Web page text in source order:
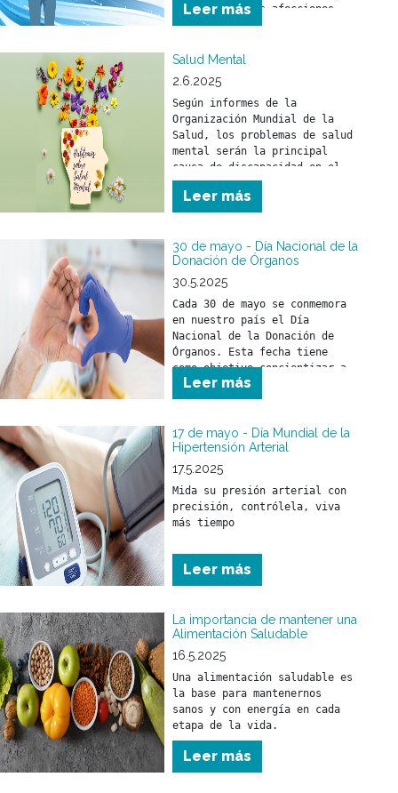
neumonía. Estas afecciones
pueden afectar a toda la
especialmente peligrosas para
niñas y niños menores de 5
años y para personas mayores
de 65 años.
Leer más
Salud Mental
2.6.2025
Según informes de la
Organización Mundial de la
Salud, los problemas de salud
mental serán la principal
causa de discapacidad en el
mundo en el año 2030.
Leer más
30 de mayo - Día Nacional de la
Donación de Órganos
30.5.2025
Cada 30 de mayo se conmemora
en nuestro país el Día
Nacional de la Donación de
Órganos. Esta fecha tiene
como objetivo concientizar a
la sociedad sobre la
importancia de donar órganos
fundamental para salvar vidas
y mejorar la calidad de vida
Leer más
17 de mayo - Día Mundial de la
Hipertensión Arterial
17.5.2025
Mida su presión arterial con
precisión, contrólela, viva
más tiempo
Leer más
La importancia de mantener una
Alimentación Saludable
16.5.2025
Una alimentación saludable es
la base para mantenernos
sanos y con energía en cada
Leer más